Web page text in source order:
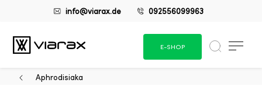
info@viarax.de 092556099963
E-SHOP
Aphrodisiaka